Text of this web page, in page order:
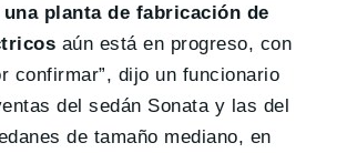
planta de fabricación de
aún está en progreso, con
confirmar”, dijo un funcionario
del sedán Sonata y las del
de tamaño mediano, en